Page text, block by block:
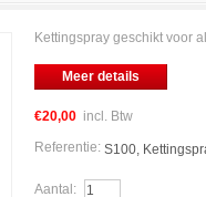
Kettingspray geschikt voor
Meer details
€20,00 incl. Btw
Referentie: S100,
Aantal: